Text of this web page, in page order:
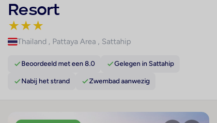
Resort
★★★
Thailand , Pattaya Area , Sattahip
Beoordeeld met een 8.0 Gelegen in Sattahip
Nabij het strand Zwembad aanwezig